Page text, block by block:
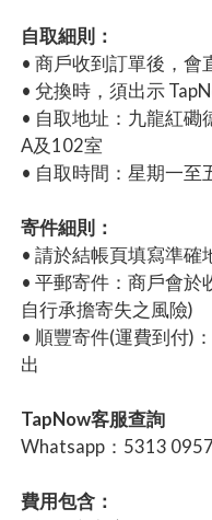
自取細則：
• 商戶收到訂單後，會
• 兌換時，須出示
• 自取地址：九龍紅
A及102室
• 自取時間：星期一至
寄件細則：
• 請於結帳頁填寫準確
• 平郵寄件：商戶會於
自行承擔寄失之風險)
• 順豐寄件(運費到付)
出
TapNow客服查詢
Whatsapp：5313 0957
費用包含：